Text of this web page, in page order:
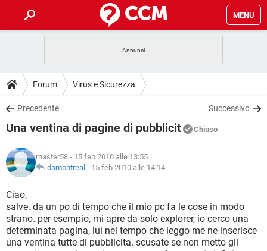
MENU
INTRATTENIMENTO ANDROID
iOS
INSTAGRAM WHATSAPP
TIKTOK
HARDWARE
GUIDE
COVID-19
INSTAGRAM WHATSAPP
TIKTOK
HARDWARE
DOWNLOAD
COVID-19 GAMING
INTRATTENIMENTO
iOS WINDOWS 10
INSTAGRAM
TIKTOK FACEBOOK
HARDWARE
COVID-19 GAMING
INTRATTENIMENTO
iOS
INSTAGRAM WHATSAPP
TIKTOK FACEBOOK
GLOSSARIO
COVID-19
INTRATTENIMENTO ANDROID
iOS WINDOWS 10
Forum Virus e Sicurezza
Precedente Successivo
Una ventina di pagine di pubblicit Chiuso
master58 - 15 feb 2010 alle 13:55
damontreal - 15 feb 2010 alle 14:14
Ciao,
salve. da un po di tempo che il mio pc fa le cose in modo
strano. per esempio, mi apre da solo explorer, io cerco una
determinata pagina, lui nel tempo che leggo me ne inserisce
una ventina tutte di pubblicita. scusate se non metto gli